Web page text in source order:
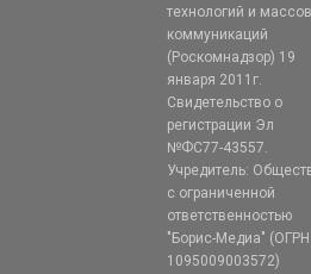
технологий и
коммуникаций
(Роскомнадзор) 19
января 2011г.
Свидетельство о
регистрации Эл
№ФС77-43557.
Учредитель:
с ограниченной
ответственностью
"Борис-Медиа" (ОГРН
1095009003572)